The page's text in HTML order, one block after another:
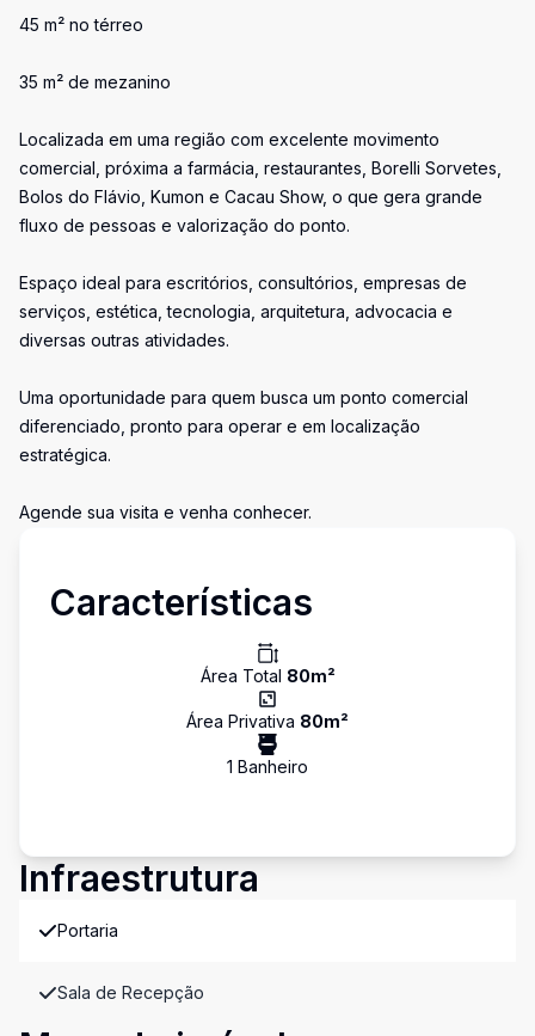
45 m² no térreo
35 m² de mezanino
Localizada em uma região com excelente movimento
comercial, próxima a farmácia, restaurantes, Borelli Sorvetes,
Bolos do Flávio, Kumon e Cacau Show, o que gera grande
fluxo de pessoas e valorização do ponto.
Espaço ideal para escritórios, consultórios, empresas de
serviços, estética, tecnologia, arquitetura, advocacia e
diversas outras atividades.
Uma oportunidade para quem busca um ponto comercial
diferenciado, pronto para operar e em localização
estratégica.
Agende sua visita e venha conhecer.
Características
Área Total 80m²
Área Privativa 80m²
1 Banheiro
Infraestrutura
Portaria
Sala de Recepção